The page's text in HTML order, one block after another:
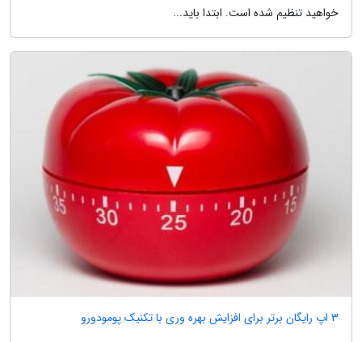
خواهید تنظیم شده است. ابتدا باید...
3 اپ رایگان برتر برای افزایش بهره وری با تکنیک پومودورو